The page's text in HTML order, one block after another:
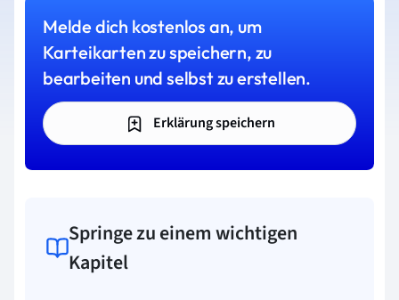
Melde dich kostenlos an, um
Karteikarten zu speichern, zu
bearbeiten und selbst zu erstellen.
Erklärung speichern
Springe zu einem wichtigen
Kapitel